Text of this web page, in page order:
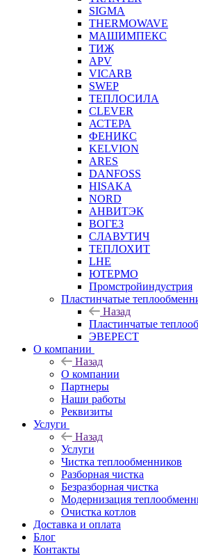
SIGMA
THERMOWAVE
МАШИМПЕКС
ТИЖ
APV
VICARB
SWEP
ТЕПЛОСИЛА
CLEVER
АСТЕРА
ФЕНИКС
KELVION
ARES
DANFOSS
HISAKA
NORD
АНВИТЭК
ВОГЕЗ
СЛАВУТИЧ
ТЕПЛОХИТ
LHE
ЮТЕРМО
Промстройиндустрия
Пластинчатые
Назад
Пластинчатые
ЭВЕРЕСТ
О компании
Назад
О компании
Партнеры
Наши работы
Реквизиты
Услуги
Назад
Услуги
Чистка теплообменников
Разборная чистка
Безразборная чистка
Модернизация
Очистка котлов
Доставка и оплата
Блог
Контакты